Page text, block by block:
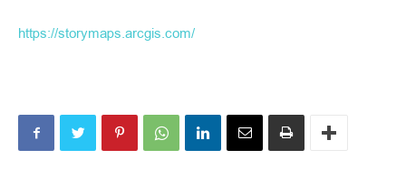
https://storymaps.arcgis.com/